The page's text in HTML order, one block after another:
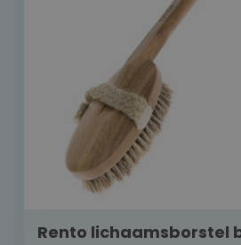
Rento lichaamsborstel